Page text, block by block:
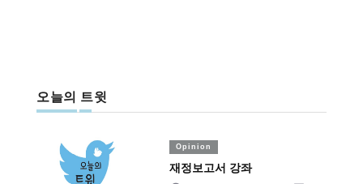
오늘의 트윗
Opinion
재정보고서 강좌